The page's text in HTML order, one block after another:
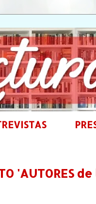
'AUTORES